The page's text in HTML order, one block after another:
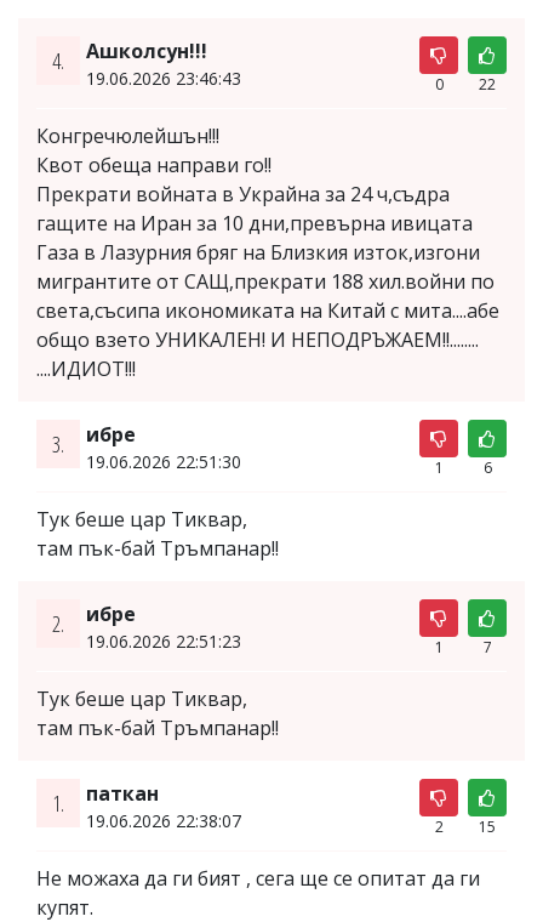
4. Ашколсун!!!
19.06.2026 23:46:43 0 22
Конгречюлейшън!!!
Квот обеща направи го!!
Прекрати войната в Украйна за 24 ч,съдра
гащите на Иран за 10 дни,превърна ивицата
Газа в Лазурния бряг на Близкия изток,изгони
мигрантите от САЩ,прекрати 188 хил.войни по
света,съсипа икономиката на Китай с мита....абе
общо взето УНИКАЛЕН! И НЕПОДРЪЖАЕМ!!........
....ИДИОТ!!!
3. ибре
19.06.2026 22:51:30 1 6
Тук беше цар Тиквар,
там пък-бай Тръмпанар!!
2. ибре
19.06.2026 22:51:23 1 7
Тук беше цар Тиквар,
там пък-бай Тръмпанар!!
1. паткан
19.06.2026 22:38:07 2 15
Не можаха да ги бият , сега ще се опитат да ги
купят.